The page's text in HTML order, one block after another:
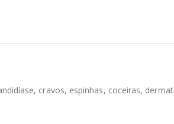
cravos, espinhas, coceiras,